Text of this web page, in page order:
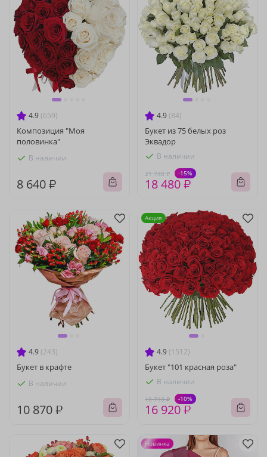
4.9 (659)
Композиция "Моя
половинка"
В наличии
8 640 ₽
4.9 (84)
Букет из 75 белых роз
Эквадор
В наличии
21 740 ₽ -15%
18 480 ₽
4.9 (243)
Букет в крафте
В наличии
10 870 ₽
4.9 (1512)
Букет "101 красная роза"
В наличии
18 710 ₽ -10%
16 920 ₽
Акция
Новинка